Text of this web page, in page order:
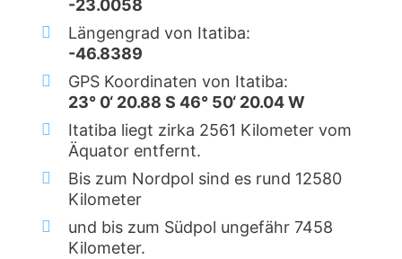
-23.0058
Längengrad von Itatiba:
-46.8389
GPS Koordinaten von Itatiba:
23° 0‘ 20.88 S 46° 50‘ 20.04 W
Itatiba liegt zirka 2561 Kilometer vom
Äquator entfernt.
Bis zum Nordpol sind es rund 12580
Kilometer
und bis zum Südpol ungefähr 7458
Kilometer.